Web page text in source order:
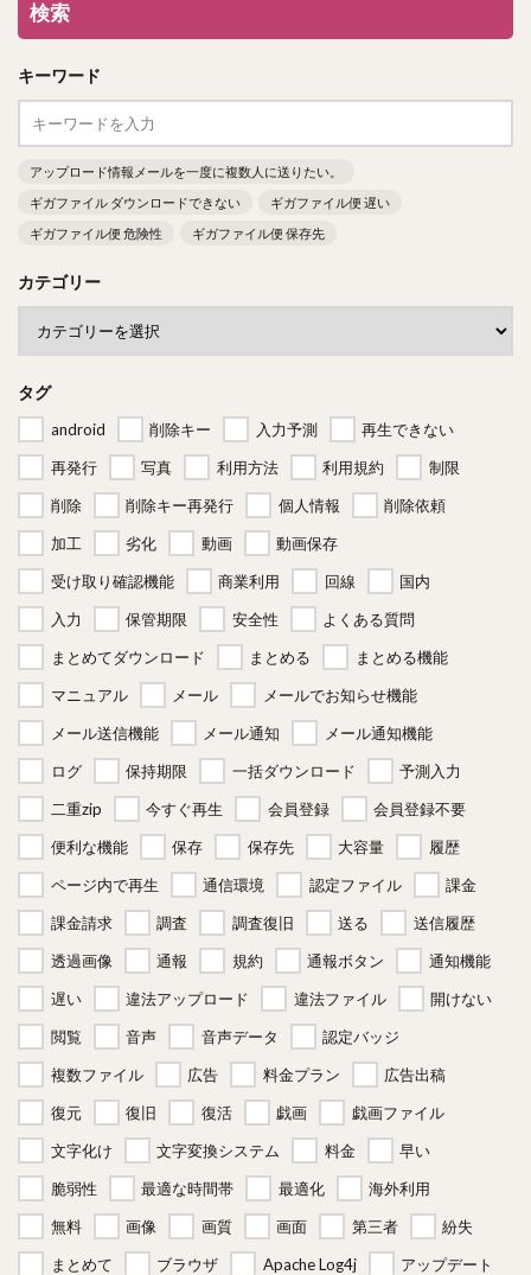
検索
キーワード
アップロード情報メールを一度に複数人に送りたい。
ギガファイル ダウンロードできない
ギガファイル便 遅い
ギガファイル便 危険性
ギガファイル便 保存先
カテゴリー
タグ
android 削除キー 入力予測
再生できない
再発行
写真 利用方法 利用規約
制限
削除
削除キー再発行 個人情報
削除依頼
加工
劣化 動画
動画保存
受け取り確認機能
商業利用 回線
国内
入力
保管期限 安全性
よくある質問
まとめてダウンロード
まとめる
まとめる機能
マニュアル
メール
メールでお知らせ機能
メール送信機能
メール通知
メール通知機能
ログ
保持期限 一括ダウンロード
予測入力
二重zip
今すぐ再生 会員登録
会員登録不要
便利な機能
保存 保存先 大容量
履歴
ページ内で再生
通信環境 認定ファイル
課金
課金請求
調査 調査復旧 送る
送信履歴
透過画像
通報 規約 通報ボタン
通知機能
遅い
違法アップロード 違法ファイル
開けない
閲覧
音声 音声データ
認定バッジ
複数ファイル
広告 料金プラン
広告出稿
復元
復旧 復活 戯画
戯画ファイル
文字化け
文字変換システム 料金
早い
脆弱性
最適な時間帯 最適化
海外利用
無料
画像 画質 画面 第三者
紛失
まとめて
ブラウザ Apache Log4j
アップデート